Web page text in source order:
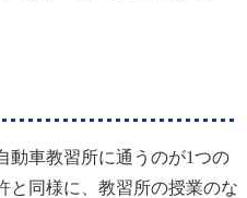
動車教習所に通うのが1つの
と同様に、教習所の授業のな